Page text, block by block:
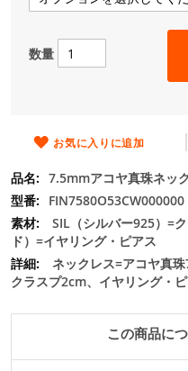
数量
お気に入りに追加
7.5mmアコヤ真珠ネッ
FIN7580O53CW000000
SIL（シルバー925）=
ド）=イヤリング・ピアス
ネックレス=アコヤ真
クラスプ2cm、イヤリング・
この商品に